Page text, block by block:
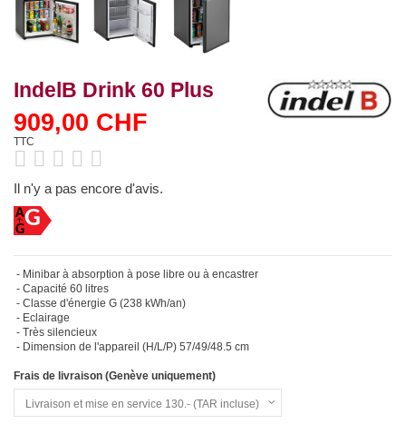
IndelB Drink 60 Plus
909,00 CHF
TTC
Il n'y a pas encore d'avis.
G
- Minibar à absorption à pose libre ou à encastrer
- Capacité 60 litres
- Classe d'énergie G (238 kWh/an)
- Eclairage
- Très silencieux
- Dimension de l'appareil (H/L/P) 57/49/48.5 cm
Frais de livraison (Genève uniquement)